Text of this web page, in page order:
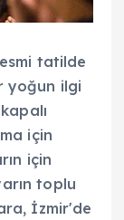
tatilde
yoğun ilgi
için
için
toplu
İzmir'de